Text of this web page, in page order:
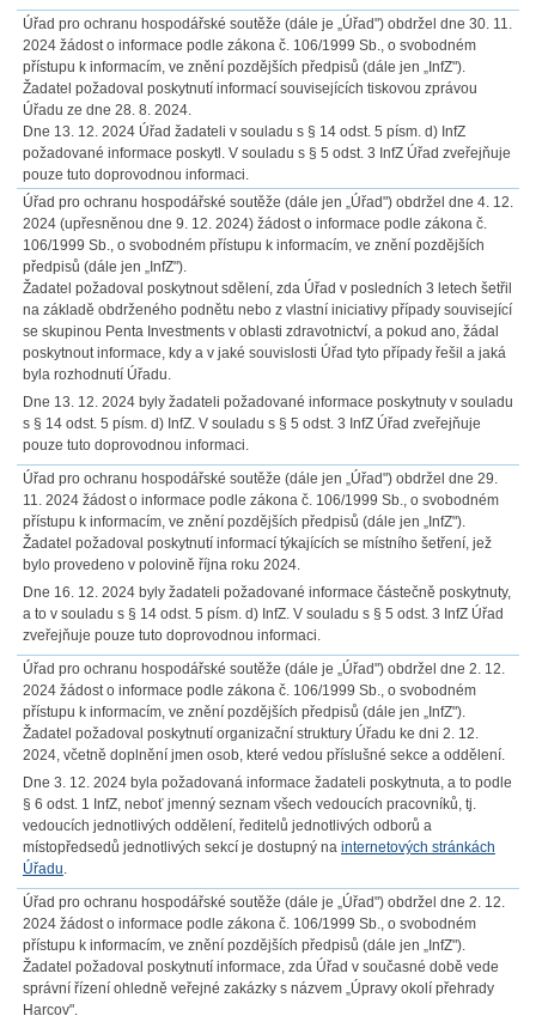
Úřad pro ochranu hospodářské soutěže (dále je „Úřad") obdržel dne 30. 11.
2024 žádost o informace podle zákona č. 106/1999 Sb., o svobodném
přístupu k informacím, ve znění pozdějších předpisů (dále jen „InfZ").
Žadatel požadoval poskytnutí informací souvisejících tiskovou zprávou
Úřadu ze dne 28. 8. 2024.
Dne 13. 12. 2024 Úřad žadateli v souladu s § 14 odst. 5 písm. d) InfZ
požadované informace poskytl. V souladu s § 5 odst. 3 InfZ Úřad zveřejňuje
pouze tuto doprovodnou informaci.
Úřad pro ochranu hospodářské soutěže (dále jen „Úřad") obdržel dne 4. 12.
2024 (upřesněnou dne 9. 12. 2024) žádost o informace podle zákona č.
106/1999 Sb., o svobodném přístupu k informacím, ve znění pozdějších
předpisů (dále jen „InfZ").
Žadatel požadoval poskytnout sdělení, zda Úřad v posledních 3 letech šetřil
na základě obdrženého podnětu nebo z vlastní iniciativy případy související
se skupinou Penta Investments v oblasti zdravotnictví, a pokud ano, žádal
poskytnout informace, kdy a v jaké souvislosti Úřad tyto případy řešil a jaká
byla rozhodnutí Úřadu.
Dne 13. 12. 2024 byly žadateli požadované informace poskytnuty v souladu
s § 14 odst. 5 písm. d) InfZ. V souladu s § 5 odst. 3 InfZ Úřad zveřejňuje
pouze tuto doprovodnou informaci.
Úřad pro ochranu hospodářské soutěže (dále jen „Úřad") obdržel dne 29.
11. 2024 žádost o informace podle zákona č. 106/1999 Sb., o svobodném
přístupu k informacím, ve znění pozdějších předpisů (dále jen „InfZ").
Žadatel požadoval poskytnutí informací týkajících se místního šetření, jež
bylo provedeno v polovině října roku 2024.
Dne 16. 12. 2024 byly žadateli požadované informace částečně poskytnuty,
a to v souladu s § 14 odst. 5 písm. d) InfZ. V souladu s § 5 odst. 3 InfZ Úřad
zveřejňuje pouze tuto doprovodnou informaci.
Úřad pro ochranu hospodářské soutěže (dále je „Úřad") obdržel dne 2. 12.
2024 žádost o informace podle zákona č. 106/1999 Sb., o svobodném
přístupu k informacím, ve znění pozdějších předpisů (dále jen „InfZ").
Žadatel požadoval poskytnutí organizační struktury Úřadu ke dni 2. 12.
2024, včetně doplnění jmen osob, které vedou příslušné sekce a oddělení.
Dne 3. 12. 2024 byla požadovaná informace žadateli poskytnuta, a to podle
§ 6 odst. 1 InfZ, neboť jmenný seznam všech vedoucích pracovníků, tj.
vedoucích jednotlivých oddělení, ředitelů jednotlivých odborů a
místopředsedů jednotlivých sekcí je dostupný na internetových stránkách
Úřadu.
Úřad pro ochranu hospodářské soutěže (dále je „Úřad") obdržel dne 2. 12.
2024 žádost o informace podle zákona č. 106/1999 Sb., o svobodném
přístupu k informacím, ve znění pozdějších předpisů (dále jen „InfZ").
Žadatel požadoval poskytnutí informace, zda Úřad v současné době vede
správní řízení ohledně veřejné zakázky s názvem „Úpravy okolí přehrady
Harcov".